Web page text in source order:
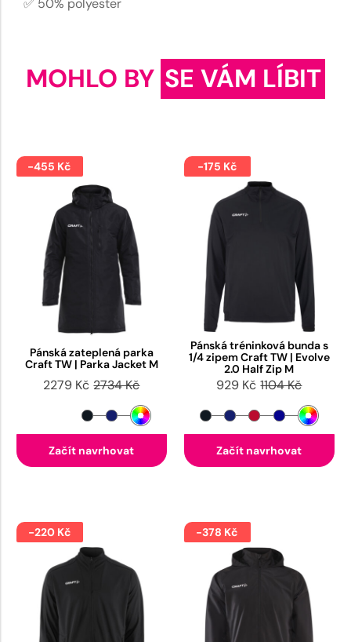
MOHLO BY SE VÁM LÍBIT
-455 Kč
Pánská zateplená parka
Craft TW | Parka Jacket M
2279 Kč 2734 Kč
Začít navrhovat
-175 Kč
Pánská tréninková bunda s
1/4 zipem Craft TW | Evolve
2.0 Half Zip M
929 Kč 1104 Kč
Začít navrhovat
-220 Kč -378 Kč